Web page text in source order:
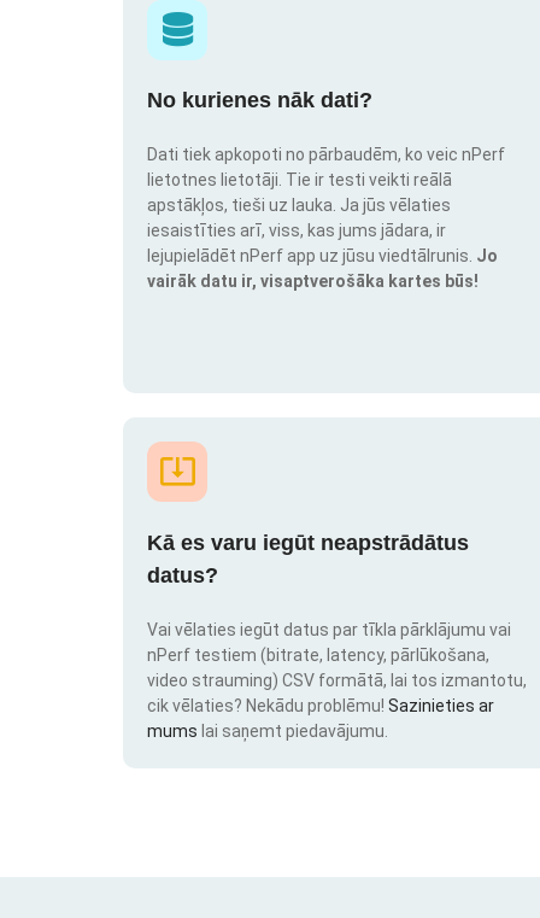
No kurienes nāk dati?
Dati tiek apkopoti no pārbaudēm, ko veic nPerf
lietotnes lietotāji. Tie ir testi veikti reālā
apstākļos, tieši uz lauka. Ja jūs vēlaties
iesaistīties arī, viss, kas jums jādara, ir
lejupielādēt nPerf app uz jūsu viedtālrunis. Jo
vairāk datu ir, visaptverošāka kartes būs!
Kā es varu iegūt neapstrādātus
datus?
Vai vēlaties iegūt datus par tīkla pārklājumu vai
nPerf testiem (bitrate, latency, pārlūkošana,
video strauming) CSV formātā, lai tos izmantotu,
cik vēlaties? Nekādu problēmu! Sazinieties ar
mums lai saņemt piedavājumu.